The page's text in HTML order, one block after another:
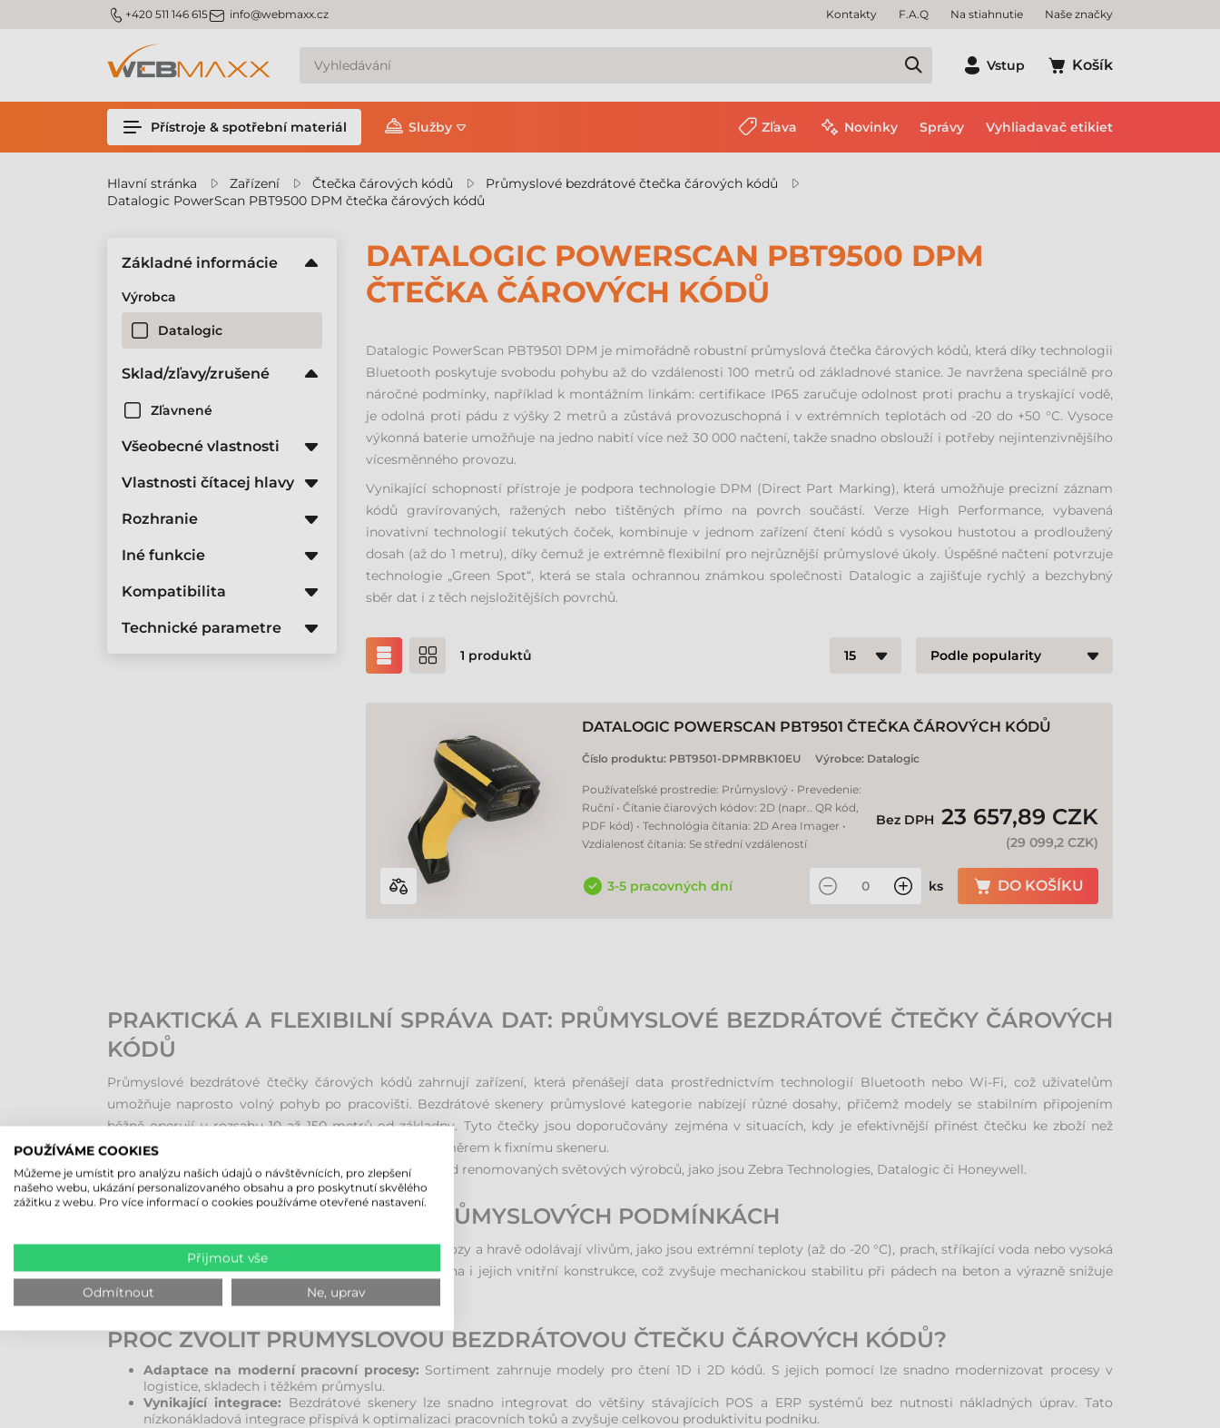
m_phone +420 511 146 615m_email info@webmaxx.cz Kontakty F.A.Q Na stiahnutie Naše značky
Vstup Košík
Přístroje & spotřební materiál Služby Zľava Novinky Správy Vyhliadavač etikiet
Hlavní stránka Zařízení Čtečka čárových kódů
Průmyslové bezdrátové čtečka čárových kódů
Datalogic PowerScan PBT9500 DPM čtečka čárových kódů
DATALOGIC POWERSCAN PBT9500 DPM
ČTEČKA ČÁROVÝCH KÓDŮ
Datalogic PowerScan PBT9501 DPM je mimořádně robustní průmyslová čtečka čárových kódů, která díky technologii
Bluetooth poskytuje svobodu pohybu až do vzdálenosti 100 metrů od základnové stanice. Je navržena speciálně pro
náročné podmínky, například k montážním linkám: certifikace IP65 zaručuje odolnost proti prachu a tryskající vodě,
je odolná proti pádu z výšky 2 metrů a zůstává provozuschopná i v extrémních teplotách od -20 do +50 °C. Vysoce
výkonná baterie umožňuje na jedno nabití více než 30 000 načtení, takže snadno obslouží i potřeby nejintenzivnějšího
vícesměnného provozu.
Vynikající schopností přístroje je podpora technologie DPM (Direct Part Marking), která umožňuje precizní záznam
kódů gravírovaných, ražených nebo tištěných přímo na povrch součástí. Verze High Performance, vybavená
inovativní technologií tekutých čoček, kombinuje v jednom zařízení čtení kódů s vysokou hustotou a prodloužený
dosah (až do 1 metru), díky čemuž je extrémně flexibilní pro nejrůznější průmyslové úkoly. Úspěšné načtení potvrzuje
technologie „Green Spot“, která se stala ochrannou známkou společnosti Datalogic a zajišťuje rychlý a bezchybný
sběr dat i z těch nejsložitějších povrchů.
1 produktů
DATALOGIC POWERSCAN PBT9501 ČTEČKA ČÁROVÝCH KÓDŮ
Číslo produktu: PBT9501-DPMRBK10EU Výrobce: Datalogic
Používateľské prostredie: Průmyslový • Prevedenie:
Ruční • Čítanie čiarových kódov: 2D (napr.. QR kód,
PDF kód) • Technológia čítania: 2D Area Imager •
Vzdialenosť čítania: Se střední vzdáleností
Bez DPH 23 657,89 CZK
(29 099,2 CZK)
3-5 pracovných dní ks DO KOŠÍKU
Základné informácie
Výrobca
Datalogic
Sklad/zľavy/zrušené
Zľavnené
Všeobecné vlastnosti
Vlastnosti čítacej hlavy
Rozhranie
Iné funkcie
Kompatibilita
Technické parametre
PRAKTICKÁ A FLEXIBILNÍ SPRÁVA DAT: PRŮMYSLOVÉ BEZDRÁTOVÉ ČTEČKY ČÁROVÝCH
KÓDŮ
Průmyslové bezdrátové čtečky čárových kódů zahrnují zařízení, která přenášejí data prostřednictvím technologií Bluetooth nebo Wi-Fi, což uživatelům
umožňuje naprosto volný pohyb po pracovišti. Bezdrátové skenery průmyslové kategorie nabízejí různé dosahy, přičemž modely se stabilním připojením
běžně operují v rozsahu 10 až 150 metrů od základny. Tyto čtečky jsou doporučovány zejména v situacích, kdy je efektivnější přinést čtečku ke zboží než
manipulovat s těžkým nebo objemným produktem směrem k fixnímu skeneru.
Náš e-shop nabízí široký výběr průmyslových čteček od renomovaných světových výrobců, jako jsou Zebra Technologies, Datalogic či Honeywell.
ODOLNOST V EXTRÉMNÍCH PRŮMYSLOVÝCH PODMÍNKÁCH
Tyto čtečky jsou speciálně navrženy pro náročné provozy a hravě odolávají vlivům, jako jsou extrémní teploty (až do -20 °C), prach, stříkající voda nebo vysoká
vlhkost. Kromě robustního vnějšího krytu byla posílena i jejich vnitřní konstrukce, což zvyšuje mechanickou stabilitu při pádech na beton a výrazně snižuje
riziko selhání zařízení v kritických momentech.
PROČ ZVOLIT PRŮMYSLOVOU BEZDRÁTOVOU ČTEČKU ČÁROVÝCH KÓDŮ?
Adaptace na moderní pracovní procesy: Sortiment zahrnuje modely pro čtení 1D i 2D kódů. S jejich pomocí lze snadno modernizovat procesy v
logistice, skladech i těžkém průmyslu.
Vynikající integrace: Bezdrátové skenery lze snadno integrovat do většiny stávajících POS a ERP systémů bez nutnosti nákladných úprav. Tato
nízkonákladová integrace přispívá k optimalizaci pracovních toků a zvyšuje celkovou produktivitu podniku.
POUŽÍVÁME COOKIES
Můžeme je umístit pro analýzu našich údajů o návštěvnících, pro zlepšení
našeho webu, ukázání personalizovaného obsahu a pro poskytnutí skvělého
zážitku z webu. Pro více informací o cookies používáme otevřené nastavení.
Přijmout vše
Odmítnout Ne, uprav